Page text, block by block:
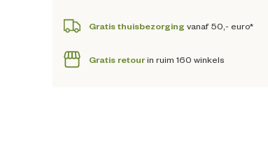
Gratis thuisbezorging vanaf 50,- euro*
Gratis retourin ruim 160 winkels